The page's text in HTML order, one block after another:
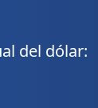
del dólar: